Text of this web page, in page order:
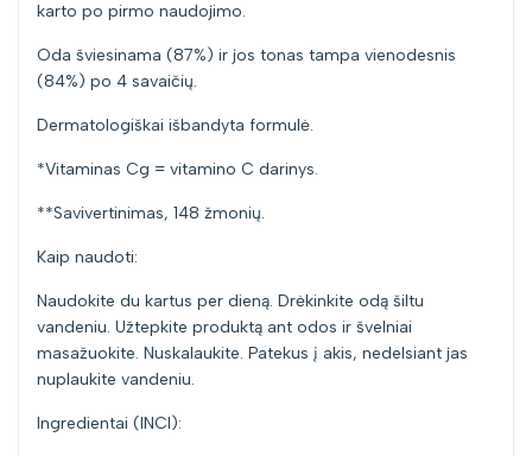
karto po pirmo naudojimo.
Oda šviesinama (87%) ir jos tonas tampa vienodesnis
(84%) po 4 savaičių.
Dermatologiškai išbandyta formulė.
*Vitaminas Cg = vitamino C darinys.
**Savivertinimas, 148 žmonių.
Kaip naudoti:
Naudokite du kartus per dieną. Drėkinkite odą šiltu
vandeniu. Užtepkite produktą ant odos ir švelniai
masažuokite. Nuskalaukite. Patekus į akis, nedelsiant jas
nuplaukite vandeniu.
Ingredientai (INCI):